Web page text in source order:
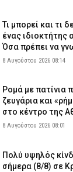
Τι μπορεί και τι
ένας ιδιοκτήτης
Όσα πρέπει να
8 Αυγούστου 2026 08:14
Ρομά με πατίνια
ζευγάρια και
στο κέντρο της
8 Αυγούστου 2026 08:01
Πολύ υψηλός
σήμερα (8/8) σε